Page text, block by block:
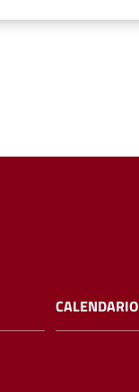
CALENDARIO